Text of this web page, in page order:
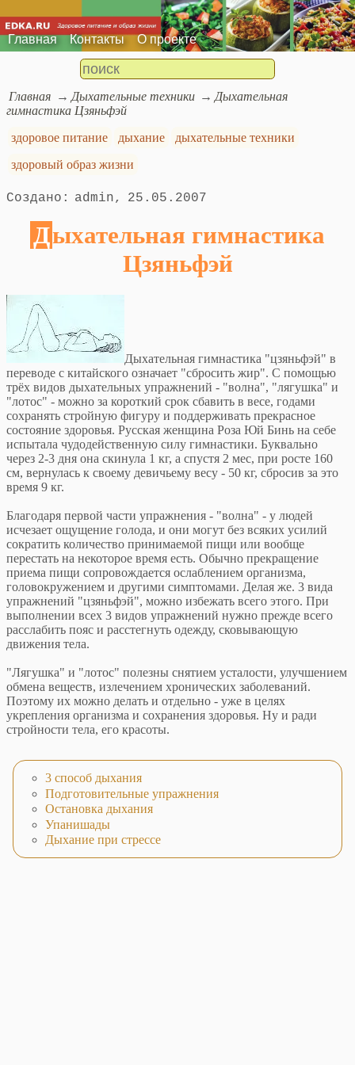
Главная Контакты О проекте
Главная Дыхательные техники
Дыхательная
гимнастика Цзяньфэй
здоровое питание
дыхание
дыхательные техники
здоровый образ жизни
admin 25.05.2007
Дыхательная гимнастика
Цзяньфэй
Дыхательная гимнастика "цзяньфэй" в
переводе с китайского означает "сбросить жир". С помощью
трёх видов дыхательныx упражнений - "волна", "лягушка" и
"лотос" - можно зa короткий срок сбавить в весе, годами
сохранять стройную фигуру и поддерживать прекрасное
состояние здоровья. Русская женщина Роза Юй Бинь на себе
испытала чудодейственную силу гимнастики. Буквально
через 2-3 дня она скинула 1 кг, а спустя 2 мес, при росте 160
см, вернулась к своему девичьему весу - 50 кг, сбросив за это
время 9 кг.
Благодаря первой части упражнения - "волна" - у людей
исчезает ощущение голода, и они могут без всяких усилий
сократить количество принимаемой пищи или вообще
перестать на некоторое время есть. Обычно прекращение
приема пищи сопровождается ослаблением организма,
головокружением и другими симптомами. Делая же. 3 вида
упражнений "цзяньфэй", можно избежать всего этого. При
выполнении всех 3 видов упражнений нужно прежде всего
расслабить пояс и расстегнуть одежду, сковывающую
движения тела.
"Лягушка" и "лотос" полезны снятием усталости, улучшением
обмена веществ, излечением хронических заболеваний.
Поэтому их можно делать и отдельно - уже в целях
укрепления организма и сохранения здоровья. Ну и ради
стройности тела, его красоты.
3 способ дыхания
Подготовительные упражнения
Остановка дыхания
Упанишады
Дыхание при стрессе